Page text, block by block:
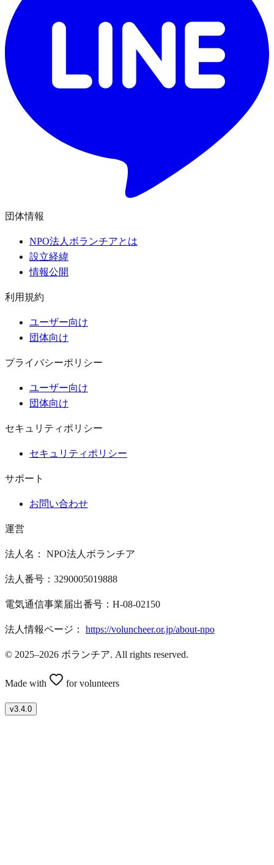
団体情報
NPO法人ボランチアとは
設立経緯
情報公開
利用規約
ユーザー向け
団体向け
プライバシーポリシー
ユーザー向け
団体向け
セキュリティポリシー
セキュリティポリシー
サポート
お問い合わせ
運営
法人名： NPO法人ボランチア
法人番号：3290005019888
電気通信事業届出番号：H-08-02150
法人情報ページ： https://voluncheer.or.jp/about-npo
© 2025–2026 ボランチア. All rights reserved.
Made with for volunteers
v3.4.0